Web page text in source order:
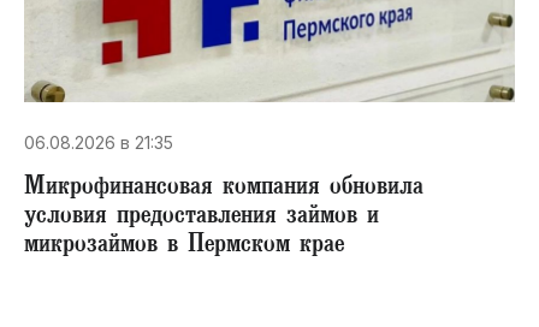
06.08.2026 в 21:35
Микрофинансовая компания обновила
условия предоставления займов и
микрозаймов в Пермском крае